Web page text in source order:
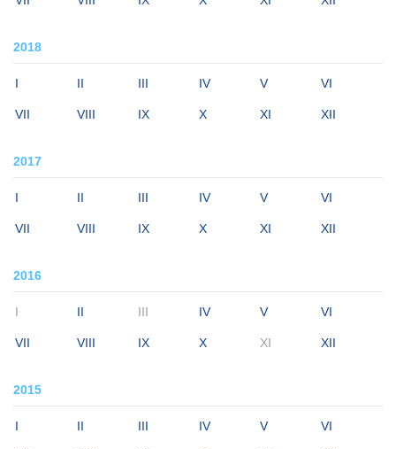
2018
I II III IV V VI
VII VIII IX X XI XII
2017
I II III IV V VI
VII VIII IX X XI XII
2016
I II III IV V VI
VII VIII IX X XI XII
2015
I II III IV V VI